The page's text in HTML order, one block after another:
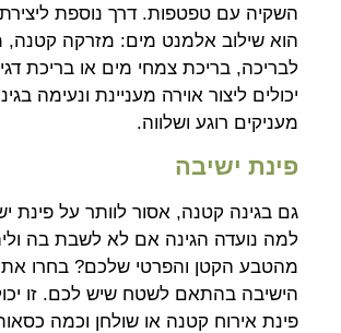
השקיה עם טפטפות. דרך נוספת ליצירת
הוא שילוב אלמנט מים: מזרקה
לבריכה, בריכת צמחי מים או בריכת
יכולים ליצור אוירה מעניינת ונעימה
מעניקים רוגע ושלווה.
פינת ישיבה
גם בגינה קטנה, אסור לוותר על פינת
למה נועדה הגינה אם לא לשבת בה
מהטבע הקטן והפרטי שלכם? בחרו את
הישיבה בהתאם לשטח שיש לכם. זו
פינת אירוח קטנה או שולחן וכמה